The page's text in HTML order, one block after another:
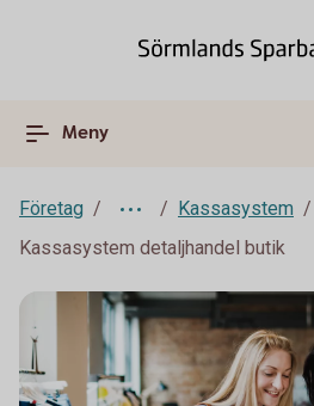
Meny
Företag
Kassasystem
Kassasystem detaljhandel butik